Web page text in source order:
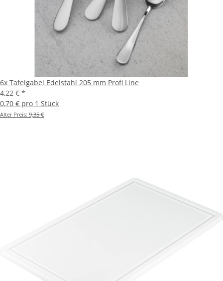
6x Tafelgabel Edelstahl 205 mm Profi Line
4,22 € *
0,70 € pro 1 Stück
Alter Preis: 9,35 €